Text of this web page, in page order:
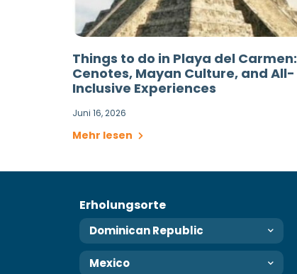
Things to do in Playa del Carmen:
Cenotes, Mayan Culture, and All-
Inclusive Experiences
Juni 16, 2026
Mehr lesen
Erholungsorte
Dominican Republic
Mexico